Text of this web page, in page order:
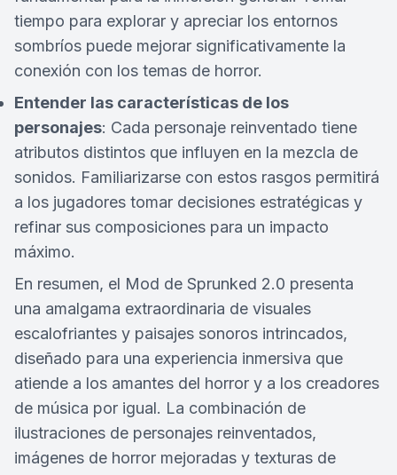
tiempo para explorar y apreciar los entornos
sombríos puede mejorar significativamente la
conexión con los temas de horror.
Entender las características de los
personajes: Cada personaje reinventado tiene
atributos distintos que influyen en la mezcla de
sonidos. Familiarizarse con estos rasgos permitirá
a los jugadores tomar decisiones estratégicas y
refinar sus composiciones para un impacto
máximo.
En resumen, el Mod de Sprunked 2.0 presenta
una amalgama extraordinaria de visuales
escalofriantes y paisajes sonoros intrincados,
diseñado para una experiencia inmersiva que
atiende a los amantes del horror y a los creadores
de música por igual. La combinación de
ilustraciones de personajes reinventados,
imágenes de horror mejoradas y texturas de